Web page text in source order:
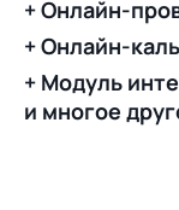
+ Онлайн-
+ Онлайн-
+ Модуль
и многое